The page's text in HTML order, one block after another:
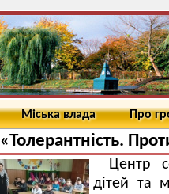
Міська влада Про
«Толерантність.
Центр
дітей та